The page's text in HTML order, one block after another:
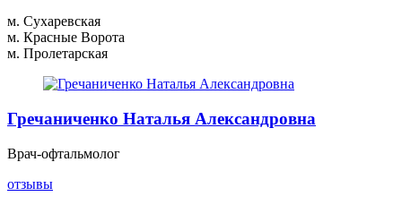
м. Сухаревская
м. Красные Ворота
м. Пролетарская
Гречаниченко Наталья Александровна
Врач-офтальмолог
отзывы